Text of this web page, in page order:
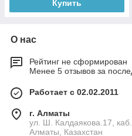
Купить
О нас
Рейтинг не сформирован
Менее 5 отзывов за
Работает с 02.02.2011
г. Алматы
ул. Ш. Калдаякова.17,
Алматы, Казахстан